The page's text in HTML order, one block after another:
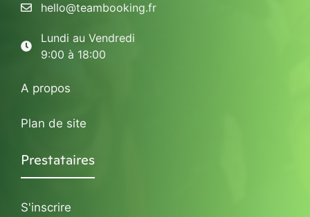
hello@teambooking.fr
Lundi au Vendredi
9:00 à 18:00
A propos
Plan de site
Prestataires
S'inscrire